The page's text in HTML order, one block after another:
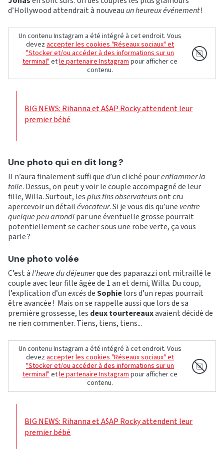
d’Hollywood attendrait à nouveauun heureux événement!
Un contenu Instagram a été intégré à cet endroit. Vous
devezaccepter les cookies "Réseaux sociaux" et
"Stocker et/ou accéder à des informations sur un
terminal"etle partenaire Instagrampour afficher ce
contenu.
BIG NEWS: Rihanna et A$AP Rocky attendent leur
premier bébé
Une photo qui en dit long ?
Il n’aura finalement suffi que d’un cliché pourenflammer la
toile. Dessus, on peut y voir le couple accompagné de leur
fille, Willa. Surtout, lesplus fins observateursont cru
apercevoir un détailévocateur. Si je vous dis qu’une ventre
quelque peu arrondipar une éventuelle grosse pourrait
potentiellement se cacher sous une robe verte, ça vous
parle ?
Une photo volée
C’est àl’heure du déjeunerque des paparazzi ont mitraillé le
couple avec leur fille âgée de 1 an et demi, Willa. Du coup,
l’explication d’unexcèsdeSophielors d’un repas pourrait
être avancée ! Mais on se rappelle aussi que lors de sa
première grossesse, les deux tourtereauxavaient décidé de
ne rien commenter. Tiens, tiens, tiens...
Un contenu Instagram a été intégré à cet endroit. Vous
devezaccepter les cookies "Réseaux sociaux" et
"Stocker et/ou accéder à des informations sur un
terminal"etle partenaire Instagrampour afficher ce
contenu.
BIG NEWS: Rihanna et A$AP Rocky attendent leur
premier bébé